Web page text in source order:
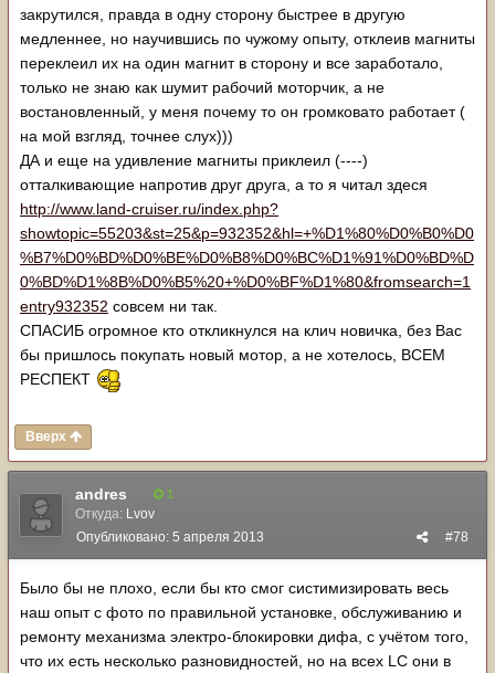
закрутился, правда в одну сторону быстрее в другую
медленнее, но научившись по чужому опыту, отклеив магниты
переклеил их на один магнит в сторону и все заработало,
только не знаю как шумит рабочий моторчик, а не
востановленный, у меня почему то он громковато работает (
на мой взгляд, точнее слух)))
ДА и еще на удивление магниты приклеил (----)
отталкивающие напротив друг друга, а то я читал здеся
http://www.land-cruiser.ru/index.php?
showtopic=55203&st=25&p=932352&hl=+%D1%80%D0%B0%D0
%B7%D0%BD%D0%BE%D0%B8%D0%BC%D1%91%D0%BD%D
0%BD%D1%8B%D0%B5%20+%D0%BF%D1%80&fromsearch=1
entry932352 совсем ни так.
СПАСИБ огромное кто откликнулся на клич новичка, без Вас
бы пришлось покупать новый мотор, а не хотелось, ВСЕМ
РЕСПЕКТ
Вверх
andres 1
Откуда: Lvov
#78
Опубликовано: 5 апреля 2013
Было бы не плохо, если бы кто смог систимизировать весь
наш опыт с фото по правильной установке, обслуживанию и
ремонту механизма электро-блокировки дифа, с учётом того,
что их есть несколько разновидностей, но на всех LC они в